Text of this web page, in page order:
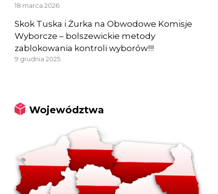
18 marca 2026
Skok Tuska i Żurka na Obwodowe Komisje
Wyborcze – bolszewickie metody
zablokowania kontroli wyborów!!!
9 grudnia 2025
Województwa